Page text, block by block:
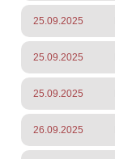
25.09.2025
25.09.2025
25.09.2025
26.09.2025